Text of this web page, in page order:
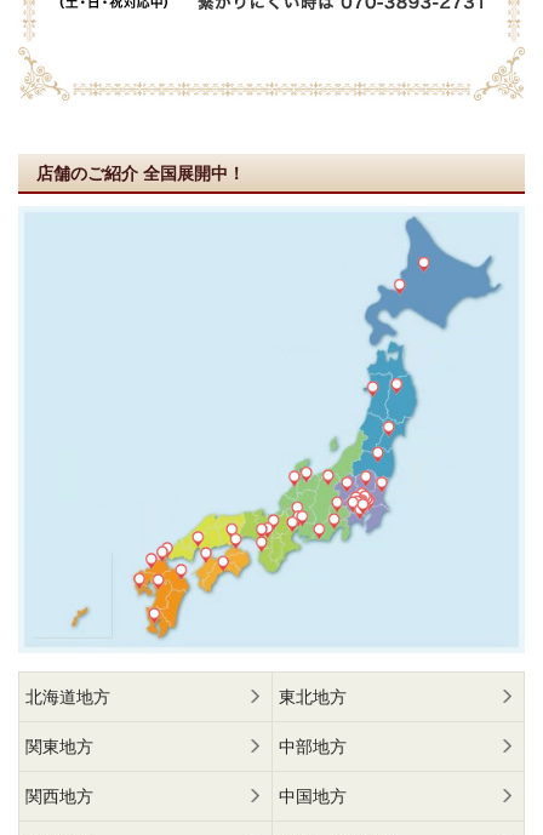
店舗のご紹介 全国展開中！
北海道地方 東北地方
関東地方 中部地方
関西地方 中国地方